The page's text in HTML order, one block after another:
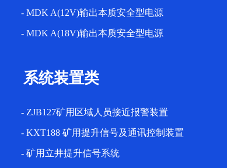
- MDK A(12V)输出本质安全型电源
- MDK A(18V)输出本质安全型电源
系统装置类
- ZJB127矿用区域人员接近报警装置
- KXT188 矿用提升信号及通讯控制装置
- 矿用立井提升信号系统